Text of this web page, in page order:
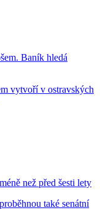
Baník hledá
vytvoří v ostravských
než před šesti lety
také senátní